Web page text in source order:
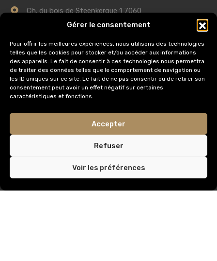
Gérer le consentement
Pour offrir les meilleures expériences, nous utilisons des technologies
telles que les cookies pour stocker et/ou accéder aux informations
des appareils. Le fait de consentir à ces technologies nous permettra
de traiter des données telles que le comportement de navigation ou
les ID uniques sur ce site. Le fait de ne pas consentir ou de retirer son
consentement peut avoir un effet négatif sur certaines
caractéristiques et fonctions.
Accepter
Refuser
Voir les préférences
Ch. du bois de Steenkerque 1 7060
Horrues (Soignies)
0475 75 60 58
info@immobilieredomus.be
Institut Professionnel des Agents Immobiliers,
1000 Bruxelles
IPI Code de déontologie